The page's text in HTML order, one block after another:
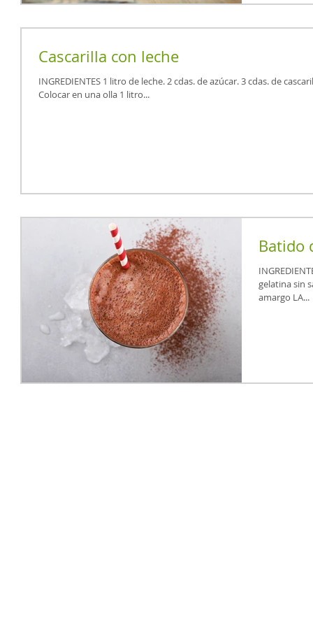
Cascarilla con leche
INGREDIENTES 1 litro de leche. 2 cdas. de azúcar. 3 cdas. de cascarilla de cacao LA ABUNDANCIA. PREPARACIÓN
Colocar en una olla 1 litro...
Batido
INGREDIENTES 1/4 taza de leche hirviendo.
gelatina sin
amargo LA...